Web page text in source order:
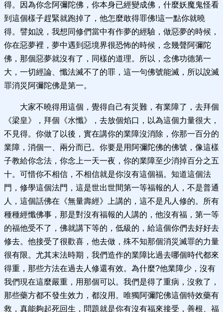
得。因為你念阿彌陀佛，你本身已經變成佛，什麼妖魔鬼怪看
到這個樣子趕緊就跑掉了，他怎麼敢得罪佛!這一點你就曉
得。譬如說，我想同修們當中有作夢的經驗，做惡夢的時候，
你在惡夢裡，夢中遇到惡境界很恐怖的時候，念幾聲阿彌陀
佛，那個惡夢就沒有了，同樣的道理。所以，念佛功德第一
大，一切經論、懺法滅不了的罪，這一句佛號能滅，所以說滅
罪消災阿彌陀佛是第一。
大家不曉得用這個，覺得自己有災難，有業障了，去拜個
《梁皇》，拜個《水懺》，去放個焰口，以為這個力量很大，
不見得。你做了以後，實在講你的業障沒消除，你那一百分的
業障，消個一、兩分而已。你要是用阿彌陀佛的佛號，像這樣
子教給你念法，你念上一天一夜，你的業障至少消掉百分之五
十。可惜你不相信，不相信就是你沒有這個福。知道這個法
門，修學這個法門，這是世出世間第一等福報的人，不是普通
人，這個話佛在《無量壽經》上講的，這不是凡人修的。所有
種種經懺佛事，那是對沒有福報的人講的，他沒有福，第一等
的福他受不了，佛就講下等的，低級的，給這個你們去好好去
修去。他接受了很歡喜，他去做，殊不知那個消災滅罪的力量
很有限。尤其末法時期，我們造作的業障比過去哪個時代都來
得重，那些方法在過去人修還有效。為什麼?他業障少，沒有
我們現在這麼嚴重，用那個可以。我們是得了重病，沒救了，
那些藥方都不發生效力，都沒用。唯獨阿彌陀佛這個特效藥有
救，真能夠起死回生，問題就是你有沒有福來接受，善根、福